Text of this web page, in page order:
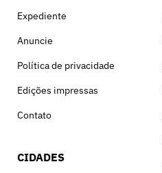
Expediente
Anuncie
Política de privacidade
Edições impressas
Contato
CIDADES